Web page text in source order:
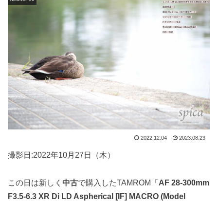
2022.12.04 2023.08.23
撮影日:2022年10月27日（木）
この日は新しく 中古で購入したTAMROM「 AF 28-300mm
F3.5-6.3 XR Di LD Aspherical [IF] MACRO (Model